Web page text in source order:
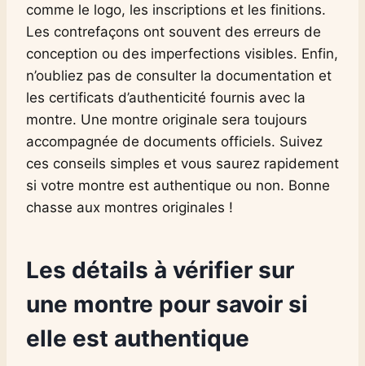
comme le logo, les inscriptions et les finitions.
Les contrefaçons ont souvent des erreurs de
conception ou des imperfections visibles. Enfin,
n’oubliez pas de consulter la documentation et
les certificats d’authenticité fournis avec la
montre. Une montre originale sera toujours
accompagnée de documents officiels. Suivez
ces conseils simples et vous saurez rapidement
si votre montre est authentique ou non. Bonne
chasse aux montres originales !
Les détails à vérifier sur
une montre pour savoir si
elle est authentique